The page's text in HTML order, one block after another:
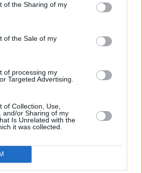
of the Sharing of my
of the Sale of my
of processing my
Targeted Advertising.
of Collection, Use,
and/or Sharing of my
Is Unrelated with the
it was collected.
kierunek:PODRÓŻE
"IO" nie otrzymał Oscara, co
pojawił się
i swoją partnerką Ewą
aktorzy: Sandra Drzymalska
i Lorenzo Zurzolo.
a jednocześnie...